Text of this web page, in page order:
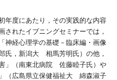
年度にあたり，その実践的な内容
されたイブニングセミナーでは，
神経心理学の基礎－臨床編・画像
氏，新潟大 相馬芳明氏）の他，
」（南東北病院 佐藤睦子氏）や
（広島県立保健福祉大 綿森淑子